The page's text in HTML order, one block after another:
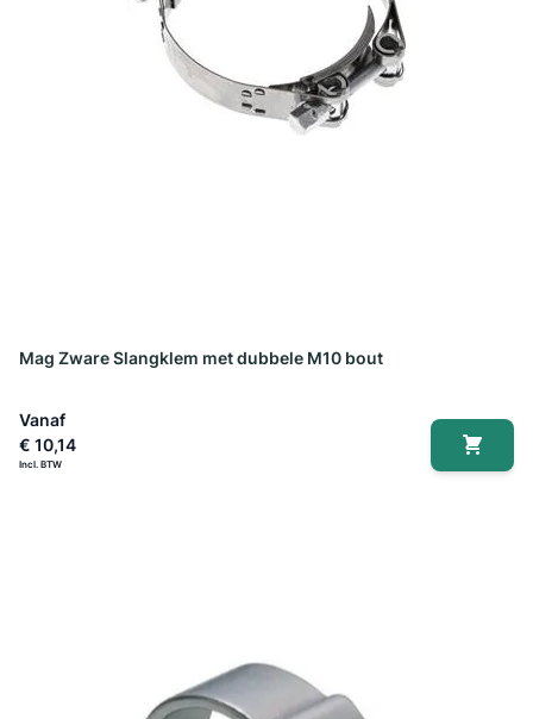
Mag Zware Slangklem met dubbele M10 bout
Vanaf
€ 10,14